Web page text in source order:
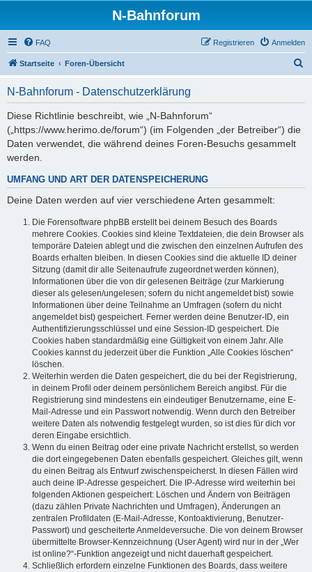
N-Bahnforum
FAQ Anmelden
Registrieren
Startseite Foren-Übersicht
N-Bahnforum - Datenschutzerklärung
Diese Richtlinie beschreibt, wie „N-Bahnforum“
(„https://www.herimo.de/forum“) (im Folgenden „der Betreiber“) die
Daten verwendet, die während deines Foren-Besuchs gesammelt
werden.
UMFANG UND ART DER DATENSPEICHERUNG
Deine Daten werden auf vier verschiedene Arten gesammelt:
Die Forensoftware phpBB erstellt bei deinem Besuch des Boards
mehrere Cookies. Cookies sind kleine Textdateien, die dein Browser als
temporäre Dateien ablegt und die zwischen den einzelnen Aufrufen des
Boards erhalten bleiben. In diesen Cookies sind die aktuelle ID deiner
Sitzung (damit dir alle Seitenaufrufe zugeordnet werden können),
Informationen über die von dir gelesenen Beiträge (zur Markierung
dieser als gelesen/ungelesen; sofern du nicht angemeldet bist) sowie
Informationen über deine Teilnahme an Umfragen (sofern du nicht
angemeldet bist) gespeichert. Ferner werden deine Benutzer-ID, ein
Authentifizierungsschlüssel und eine Session-ID gespeichert. Die
Cookies haben standardmäßig eine Gültigkeit von einem Jahr. Alle
Cookies kannst du jederzeit über die Funktion „Alle Cookies löschen“
löschen.
Weiterhin werden die Daten gespeichert, die du bei der Registrierung,
in deinem Profil oder deinem persönlichem Bereich angibst. Für die
Registrierung sind mindestens ein eindeutiger Benutzername, eine E-
Mail-Adresse und ein Passwort notwendig. Wenn durch den Betreiber
weitere Daten als notwendig festgelegt wurden, so ist dies für dich vor
deren Eingabe ersichtlich.
Wenn du einen Beitrag oder eine private Nachricht erstellst, so werden
die dort eingegebenen Daten ebenfalls gespeichert. Gleiches gilt, wenn
du einen Beitrag als Entwurf zwischenspeicherst. In diesen Fällen wird
auch deine IP-Adresse gespeichert. Die IP-Adresse wird weiterhin bei
folgenden Aktionen gespeichert: Löschen und Ändern von Beiträgen
(dazu zählen Private Nachrichten und Umfragen), Änderungen an
zentralen Profildaten (E-Mail-Adresse, Kontoaktivierung, Benutzer-
Passwort) und gescheiterte Anmeldeversuche. Die von deinem Browser
übermittelte Browser-Kennzeichnung (User Agent) wird nur in der „Wer
ist online?“-Funktion angezeigt und nicht dauerhaft gespeichert.
Schließlich erfordern einzelne Funktionen des Boards, dass weitere